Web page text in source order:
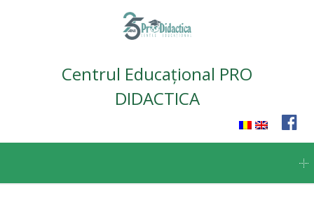
Centrul Educațional PRO
DIDACTICA
content